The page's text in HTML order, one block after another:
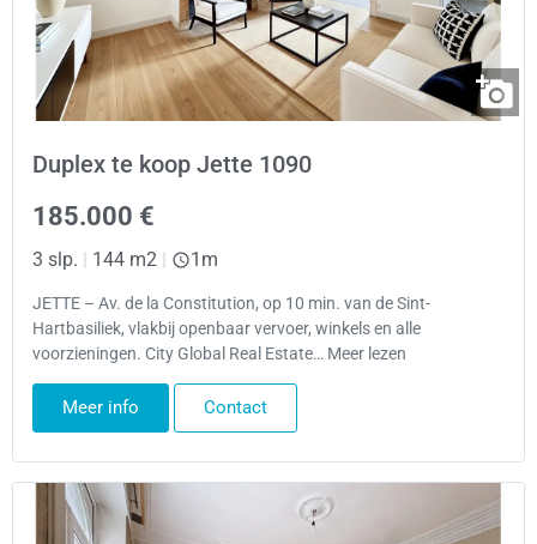
Duplex te koop Jette 1090
185.000 €
3 slp. | 144 m2 | 1m
JETTE – Av. de la Constitution, op 10 min. van de Sint-
Hartbasiliek, vlakbij openbaar vervoer, winkels en alle
voorzieningen. City Global Real Estate… Meer lezen
Meer info Contact